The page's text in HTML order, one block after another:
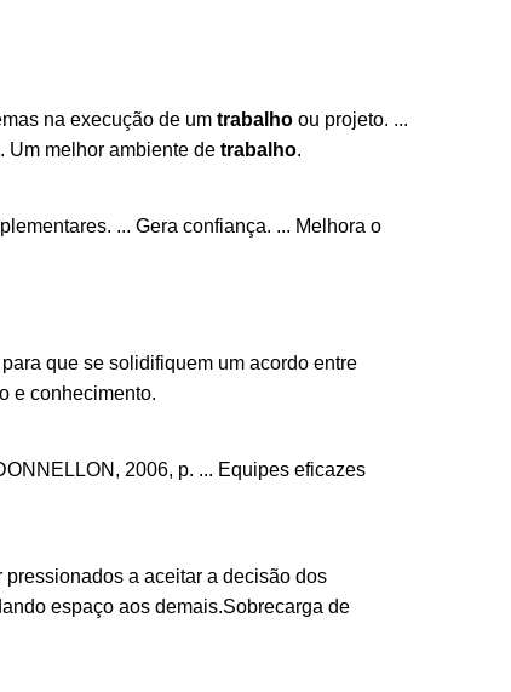
na execução de um trabalho ou projeto. ...
Um melhor ambiente de trabalho.
... Gera confiança. ... Melhora o
que se solidifiquem um acordo entre
e conhecimento.
2006, p. ... Equipes eficazes
a aceitar a decisão dos
espaço aos demais.Sobrecarga de